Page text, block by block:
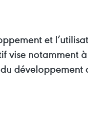
et
vise notamment
du développement